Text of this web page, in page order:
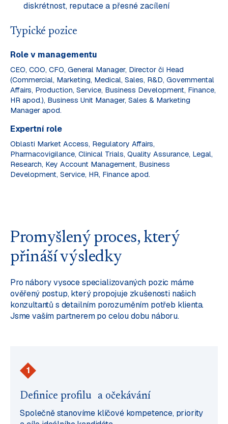
diskrétnost, reputace a přesné zacílení
Typické pozice
Role v managementu
CEO, COO, CFO, General Manager, Director či Head
(Commercial, Marketing, Medical, Sales, R&D, Governmental
Affairs, Production, Service, Business Development, Finance,
HR apod.), Business Unit Manager, Sales & Marketing
Manager apod.
Expertní role
Oblasti Market Access, Regulatory Affairs,
Pharmacovigilance, Clinical Trials, Quality Assurance, Legal,
Research, Key Account Management, Business
Development, Service, HR, Finance apod.
Promyšlený proces, který
přináší výsledky
Pro nábory vysoce specializovaných pozic máme
ověřený postup, který propojuje zkušenosti našich
konzultantů s detailním porozuměním potřeb klienta.
Jsme vaším partnerem po celou dobu náboru.
1
Definice profilu a očekávání
Společně stanovíme klíčové kompetence, priority